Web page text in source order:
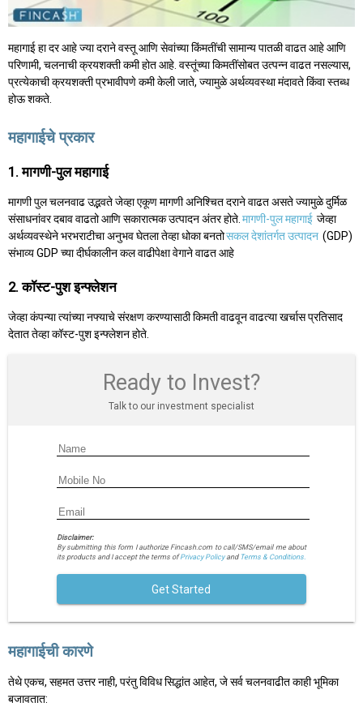
महागाई हा दर आहे ज्या दराने वस्तू आणि सेवांच्या किंमतींची सामान्य पातळी वाढत आहे आणि
परिणामी, चलनाची क्रयशक्ती कमी होत आहे. वस्तूंच्या किमतींसोबत उत्पन्न वाढत नसल्यास,
प्रत्येकाची क्रयशक्ती प्रभावीपणे कमी केली जाते, ज्यामुळे अर्थव्यवस्था मंदावते किंवा स्तब्ध
होऊ शकते.
महागाईचे प्रकार
1. मागणी-पुल महागाई
मागणी पुल चलनवाढ उद्भवते जेव्हा एकूण मागणी अनिश्चित दराने वाढत असते ज्यामुळे दुर्मिळ
संसाधनांवर दबाव वाढतो आणि सकारात्मक उत्पादन अंतर होते. मागणी-पुल महागाई जेव्हा
अर्थव्यवस्थेने भरभराटीचा अनुभव घेतला तेव्हा धोका बनतोसकल देशांतर्गत उत्पादन (GDP)
संभाव्य GDP च्या दीर्घकालीन कल वाढीपेक्षा वेगाने वाढत आहे
2. कॉस्ट-पुश इन्फ्लेशन
जेव्हा कंपन्या त्यांच्या नफ्याचे संरक्षण करण्यासाठी किमती वाढवून वाढत्या खर्चास प्रतिसाद
देतात तेव्हा कॉस्ट-पुश इन्फ्लेशन होते.
Ready to Invest?
Talk to our investment specialist
Disclaimer:
By submitting this form I authorize Fincash.com to call/SMS/email me about
its products and I accept the terms ofPrivacy Policyand Terms & Conditions.
Get Started
महागाईची कारणे
तेथे एकच, सहमत उत्तर नाही, परंतु विविध सिद्धांत आहेत, जे सर्व चलनवाढीत काही भूमिका
बजावतात: